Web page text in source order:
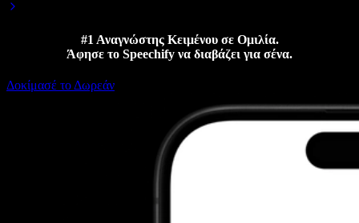
#1 Αναγνώστης Κειμένου σε Ομιλία.
Άφησε το Speechify να διαβάζει για σένα.
Δοκίμασέ το Δωρεάν